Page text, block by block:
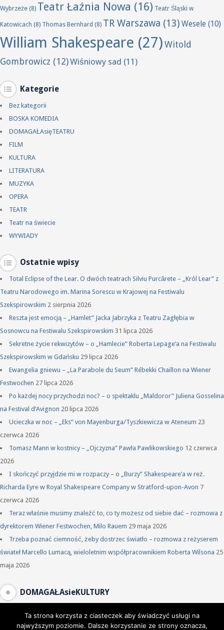
Wybrzeże (8) Teatr Łaźnia Nowa (16) Teatr Śląski w
Katowicach (8) Thomas Bernhard (8) TR Warszawa (13) Wesele (10)
William Shakespeare (27)Witold
Gombrowicz (12)Wiśniowy sad (11)
Kategorie
Bez kategorii
BOSKA KOMEDIA
DOMAGAŁAsięTEATRU
FILM
KULTURA
LITERATURA
MUZYKA
OPERA
TEATR
Teatr na świecie
WYWIADY
Ostatnie wpisy
Total Eclipse of the Lear. O dwóch teatrach Silviu Purcărete – „Król Lear” z
Teatru Narodowego im. Marina Sorescu w Krajowej na Festiwalu
Szekspirowskim 2 sierpnia 2026
Reszta jest emocją – „Hamlet” Jacka Jabrzyka z Teatru Zagłębia w
Sosnowcu na Festiwalu Szekspirowskim 31 lipca 2026
Sekretne życie rekwizytów – o „Hamlecie” Roberta Lepage’a na Festiwalu
Szekspirowskim w Gdańsku 29 lipca 2026
Ewangelia gniewu – „La Parabole du Seum” Rébekki Chaillon na Wiener
Festwochen 27 lipca 2026
Po każdej nocy przychodzi noc? – o spektaklu „Maldoror” Juliena Gosselina
na Festival d’Avignon 20 lipca 2026
Ucieczka w noc – „Eks” von Mayenburga/Tyszkiewicza w Ateneum 23
czerwca 2026
Tomasz Mann w kostnicy – „Ojczyzna” Pawła Pawlikowskiego 12 czerwca
2026
I skończyć przyjdzie mi w rozpaczy – o „Burzy” Shakespeare’a w reż.
Richarda Eyre w Royal Shakespeare Company w Stratford-upon-Avon 7
czerwca 2026
Teraz właśnie musimy znaleźć to, co ty możesz od siebie dać – rozmowa z
dyrektorem Wiener Festwochen, Milo Rauem 29 maja 2026
Trzeba poznać ciemność, żeby dostrzec światło – rozmowa z reżyserem
świateł Marcello Lumacą, wieloletnim współpracownikiem Roberta Wilsona 25
maja 2026
DOMAGAŁAsieKULTURY
Ta strona korzysta z ciasteczek aby świadczyć usługi na
najwyższym poziomie. Dalsze korzystanie ze strony oznacza,